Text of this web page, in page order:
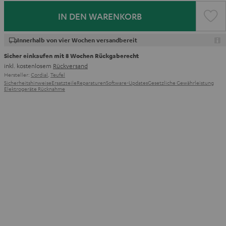
IN DEN WARENKORB
Innerhalb von vier Wochen versandbereit
Sicher einkaufen mit 8 Wochen Rückgaberecht
inkl. kostenlosem Rückversand
Hersteller: Cordial, Teufel
SicherheitshinweiseErsatzteileReparaturenSoftware-UpdatesGesetzliche Gewährleistung
Elektrogeräte Rücknahme